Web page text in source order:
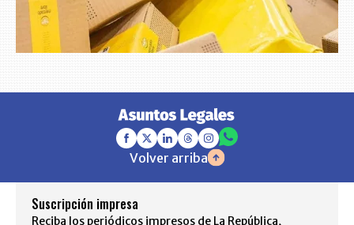
Volver arriba
Suscripción impresa
Reciba los periódicos impresos de La República,